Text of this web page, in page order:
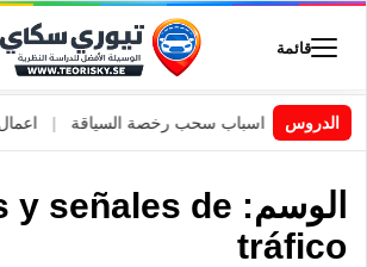
قائمة
الدروسالسويد | اسباب سحب رخصة السياقة
الوسم: y señales de
tráfico